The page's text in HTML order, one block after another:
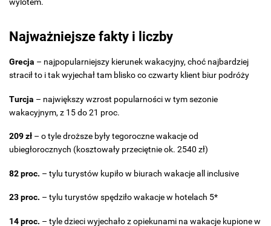
wylotem.
Najważniejsze fakty i liczby
Grecja – najpopularniejszy kierunek wakacyjny, choć najbardziej
stracił to i tak wyjechał tam blisko co czwarty klient biur podróży
Turcja – największy wzrost popularności w tym sezonie
wakacyjnym, z 15 do 21 proc.
209 zł – o tyle droższe były tegoroczne wakacje od
ubiegłorocznych (kosztowały przeciętnie ok. 2540 zł)
82 proc. – tylu turystów kupiło w biurach wakacje all inclusive
23 proc. – tylu turystów spędziło wakacje w hotelach 5*
14 proc. – tyle dzieci wyjechało z opiekunami na wakacje kupione w